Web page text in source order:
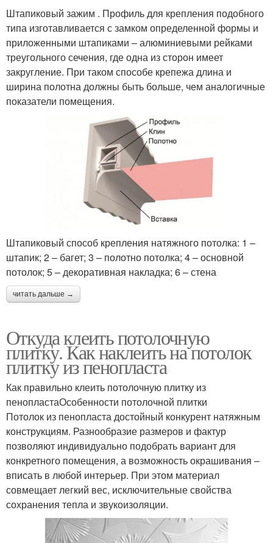
Штапиковый зажим . Профиль для крепления подобного
типа изготавливается с замком определенной формы и
приложенными штапиками – алюминиевыми рейками
треугольного сечения, где одна из сторон имеет
закругление. При таком способе крепежа длина и
ширина полотна должны быть больше, чем аналогичные
показатели помещения.
Штапиковый способ крепления натяжного потолка: 1 –
штапик; 2 – багет; 3 – полотно потолка; 4 – основной
потолок; 5 – декоративная накладка; 6 – стена
читать дальше →
Откуда клеить потолочную
плитку. Как наклеить на потолок
плитку из пенопласта
Как правильно клеить потолочную плитку из
пенопластаОсобенности потолочной плитки
Потолок из пенопласта достойный конкурент натяжным
конструкциям. Разнообразие размеров и фактур
позволяют индивидуально подобрать вариант для
конкретного помещения, а возможность окрашивания –
вписать в любой интерьер. При этом материал
совмещает легкий вес, исключительные свойства
сохранения тепла и звукоизоляции.